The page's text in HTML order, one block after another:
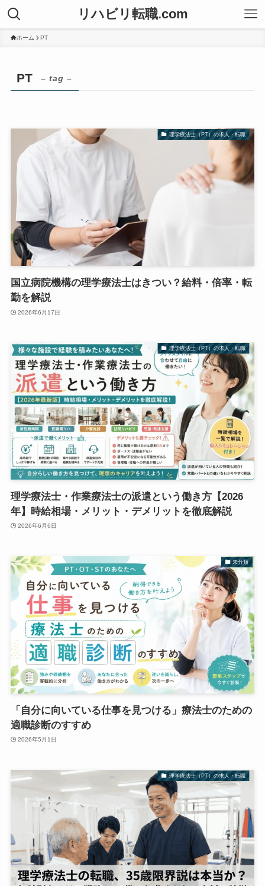
リハビリ転職.com
ホーム PT
PT – tag –
理学療法士（PT）の求人・転職
国立病院機構の理学療法士はきつい？給料・倍率・転
勤を解説
2026年6月17日
理学療法士（PT）の求人・転職
理学療法士・作業療法士の派遣という働き方【2026
年】時給相場・メリット・デメリットを徹底解説
2026年6月6日
未分類
「自分に向いている仕事を見つける」療法士のための
適職診断のすすめ
2026年5月1日
理学療法士（PT）の求人・転職